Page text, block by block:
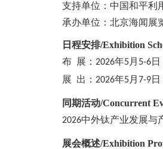
支持单位：中国和平利
承办单位：北京海闻展
日程安排/Exhibition
布 展： 2026年5月 5-6日
展 出： 2026年5月 7-9日
同期活动/Concurrent
2026中外钛产业发展与
展会概述/Exhibition